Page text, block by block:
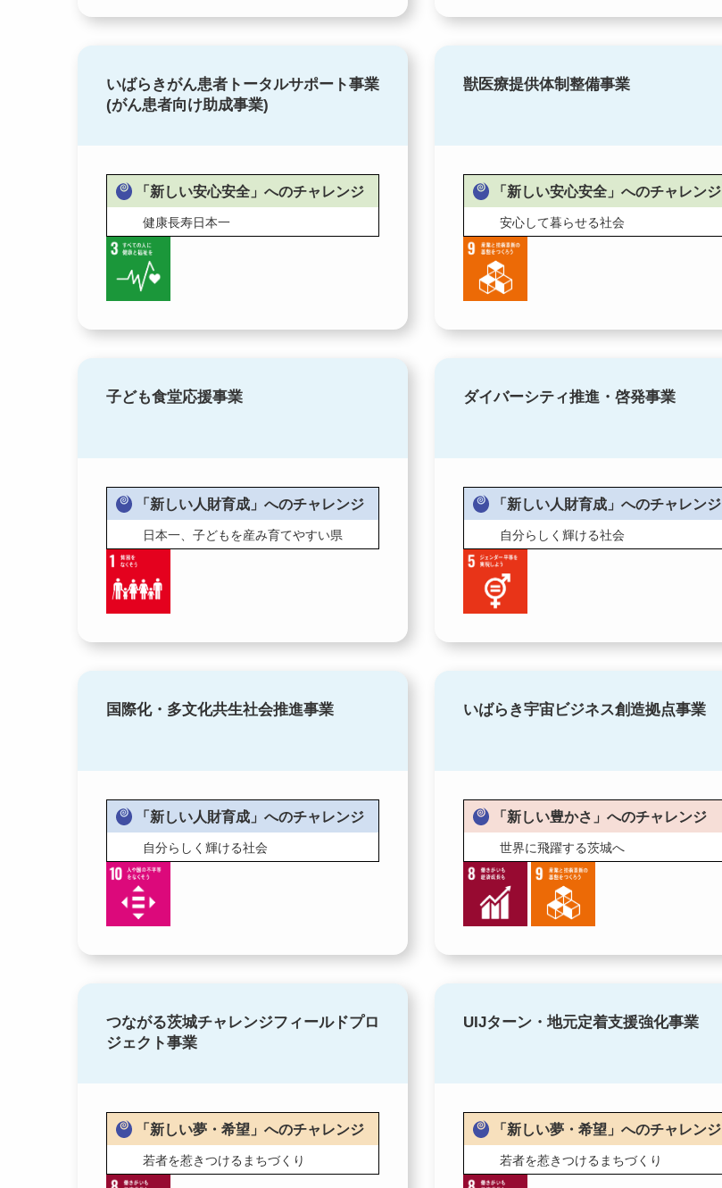
いばらきがん患者トータルサポート事業
(がん患者向け助成事業)
「新しい安心安全」へのチャレンジ
健康長寿日本一
獣医療提供体制整備事業
「新しい安心安全」へのチャレンジ
安心して暮らせる社会
子ども食堂応援事業
「新しい人財育成」へのチャレンジ
日本一、子どもを産み育てやすい県
ダイバーシティ推進・啓発事業
「新しい人財育成」へのチャレンジ
自分らしく輝ける社会
国際化・多文化共生社会推進事業
「新しい人財育成」へのチャレンジ
自分らしく輝ける社会
いばらき宇宙ビジネス創造拠点事業
「新しい豊かさ」へのチャレンジ
世界に飛躍する茨城へ
つながる茨城チャレンジフィールドプロ
ジェクト事業
「新しい夢・希望」へのチャレンジ
若者を惹きつけるまちづくり
UIJターン・地元定着支援強化事業
「新しい夢・希望」へのチャレンジ
若者を惹きつけるまちづくり